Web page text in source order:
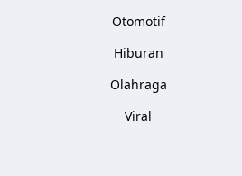
Otomotif
Hiburan
Olahraga
Viral